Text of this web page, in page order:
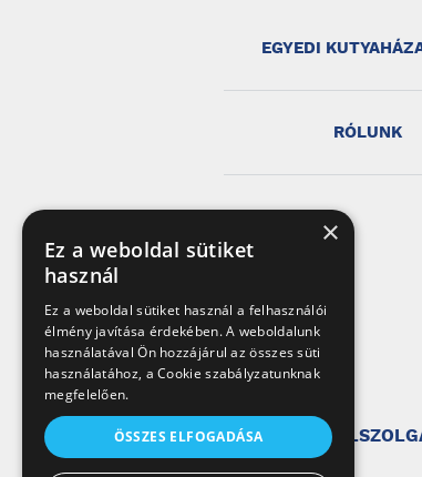
EGYEDI
RÓLUNK
×
Ez a weboldal sütiket
használ
Ez a weboldal sütiket használ a felhasználói
élmény javítása érdekében. A weboldalunk
használatával Ön hozzájárul az összes süti
használatához, a Cookie szabályzatunknak
megfelelően.
ÖSSZES ELFOGADÁSA